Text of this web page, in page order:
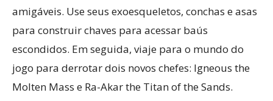
amigáveis. Use seus exoesqueletos, conchas e asas
para construir chaves para acessar baús
escondidos. Em seguida, viaje para o mundo do
jogo para derrotar dois novos chefes: Igneous the
Molten Mass e Ra-Akar the Titan of the Sands.